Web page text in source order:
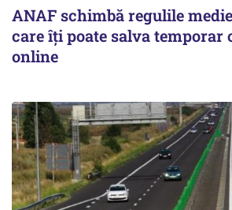
ANAF schimbă regulile
care îți poate salva temporar
online